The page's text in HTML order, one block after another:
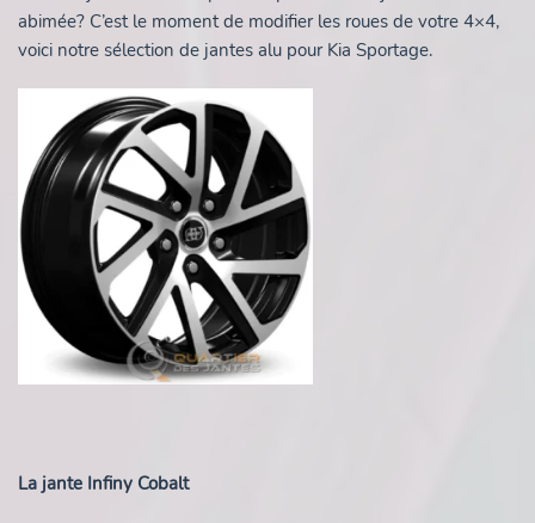
abimée? C’est le moment de modifier les roues de votre 4×4,
voici notre sélection de jantes alu pour Kia Sportage.
La jante Infiny Cobalt